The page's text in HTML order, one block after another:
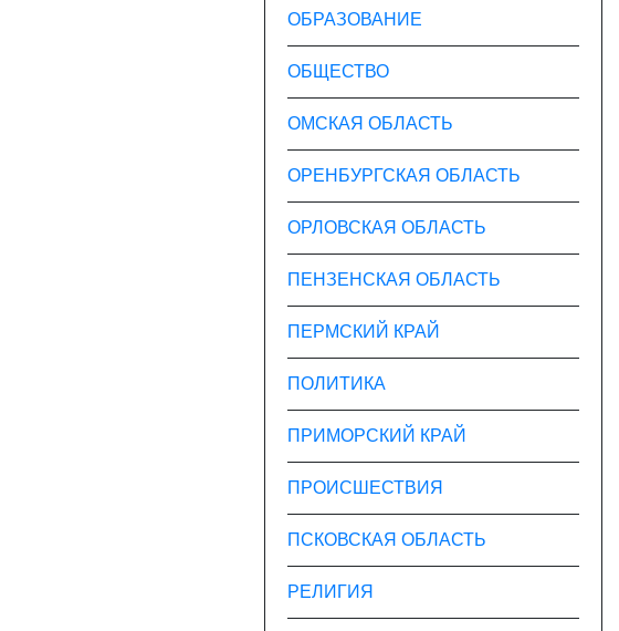
ОБРАЗОВАНИЕ
ОБЩЕСТВО
ОМСКАЯ ОБЛАСТЬ
ОРЕНБУРГСКАЯ ОБЛАСТЬ
ОРЛОВСКАЯ ОБЛАСТЬ
ПЕНЗЕНСКАЯ ОБЛАСТЬ
ПЕРМСКИЙ КРАЙ
ПОЛИТИКА
ПРИМОРСКИЙ КРАЙ
ПРОИСШЕСТВИЯ
ПСКОВСКАЯ ОБЛАСТЬ
РЕЛИГИЯ